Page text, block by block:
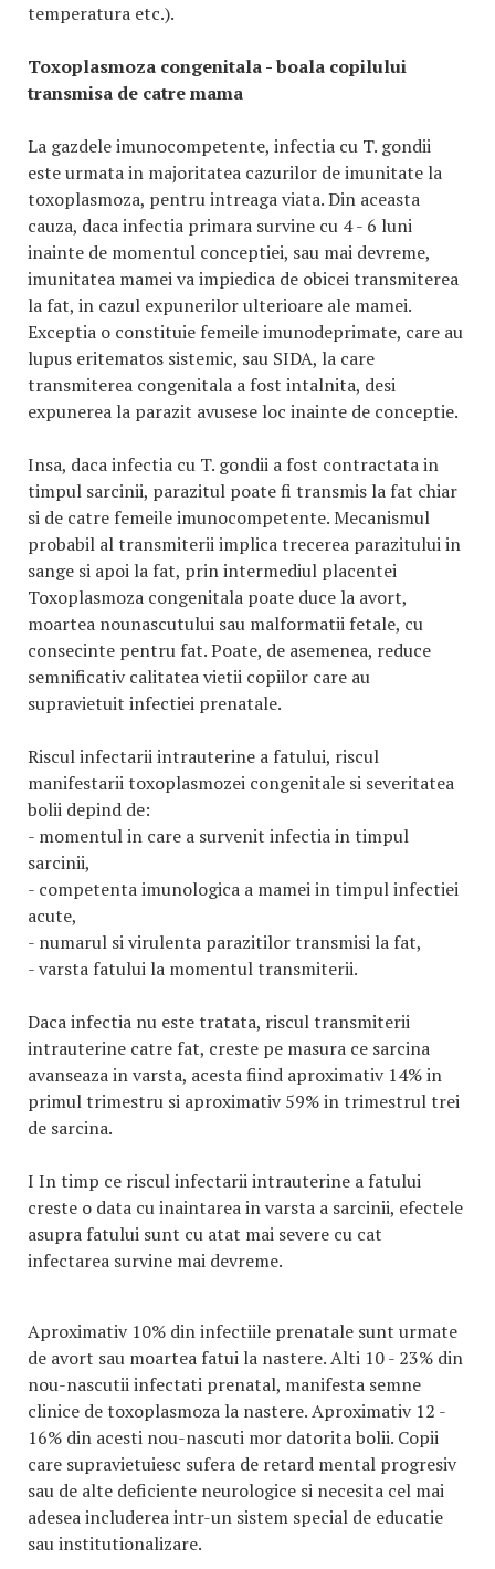
temperatura etc.).
Toxoplasmoza congenitala - boala copilului
transmisa de catre mama
La gazdele imunocompetente, infectia cu T. gondii
este urmata in majoritatea cazurilor de imunitate la
toxoplasmoza, pentru intreaga viata. Din aceasta
cauza, daca infectia primara survine cu 4 - 6 luni
inainte de momentul conceptiei, sau mai devreme,
imunitatea mamei va impiedica de obicei transmiterea
la fat, in cazul expunerilor ulterioare ale mamei.
Exceptia o constituie femeile imunodeprimate, care au
lupus eritematos sistemic, sau SIDA, la care
transmiterea congenitala a fost intalnita, desi
expunerea la parazit avusese loc inainte de conceptie.
Insa, daca infectia cu T. gondii a fost contractata in
timpul sarcinii, parazitul poate fi transmis la fat chiar
si de catre femeile imunocompetente. Mecanismul
probabil al transmiterii implica trecerea parazitului in
sange si apoi la fat, prin intermediul placentei
Toxoplasmoza congenitala poate duce la avort,
moartea nounascutului sau malformatii fetale, cu
consecinte pentru fat. Poate, de asemenea, reduce
semnificativ calitatea vietii copiilor care au
supravietuit infectiei prenatale.
Riscul infectarii intrauterine a fatului, riscul
manifestarii toxoplasmozei congenitale si severitatea
bolii depind de:
- momentul in care a survenit infectia in timpul
sarcinii,
- competenta imunologica a mamei in timpul infectiei
acute,
- numarul si virulenta parazitilor transmisi la fat,
- varsta fatului la momentul transmiterii.
Daca infectia nu este tratata, riscul transmiterii
intrauterine catre fat, creste pe masura ce sarcina
avanseaza in varsta, acesta fiind aproximativ 14% in
primul trimestru si aproximativ 59% in trimestrul trei
de sarcina.
I In timp ce riscul infectarii intrauterine a fatului
creste o data cu inaintarea in varsta a sarcinii, efectele
asupra fatului sunt cu atat mai severe cu cat
infectarea survine mai devreme.
Aproximativ 10% din infectiile prenatale sunt urmate
de avort sau moartea fatui la nastere. Alti 10 - 23% din
nou-nascutii infectati prenatal, manifesta semne
clinice de toxoplasmoza la nastere. Aproximativ 12 -
16% din acesti nou-nascuti mor datorita bolii. Copii
care supravietuiesc sufera de retard mental progresiv
sau de alte deficiente neurologice si necesita cel mai
adesea includerea intr-un sistem special de educatie
sau institutionalizare.